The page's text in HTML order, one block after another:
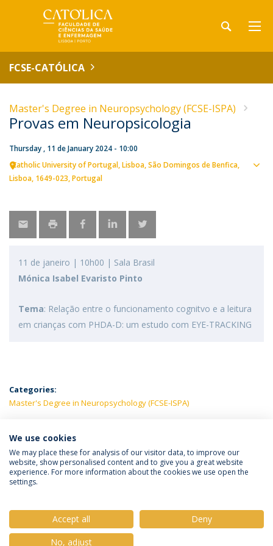
FCSE-CATÓLICA
Master's Degree in Neuropsychology (FCSE-ISPA)
Provas em Neuropsicologia
Thursday , 11 de January 2024 - 10:00
Catholic University of Portugal Lisboa São Domingos de Benfica,
Lisboa 1649-023 Portugal
11 de janeiro | 10h00 | Sala Brasil
Mónica Isabel Evaristo Pinto
Tema: Relação entre o funcionamento cognitvo e a leitura
em crianças com PHDA-D: um estudo com EYE-TRACKING
Categories:
Master's Degree in Neuropsychology (FCSE-ISPA)
LATEST NEWS
Política de Privacidade
Termos e Condições
We use cookies
We may place these for analysis of our visitor data, to improve our
website, show personalised content and to give you a great website
experience. For more information about the cookies we use open the
settings.
Accept all
Deny
No, adjust